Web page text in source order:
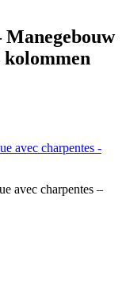
kolommen
avec charpentes –